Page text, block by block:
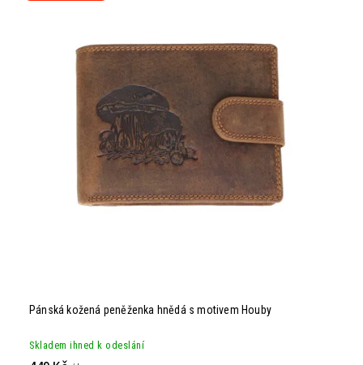
Pánská kožená peněženka hnědá s motivem Houby
Skladem ihned k odeslání